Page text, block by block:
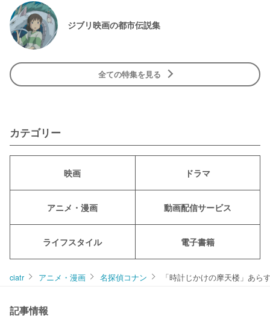
ジブリ映画の都市伝説集
全ての特集を見る
カテゴリー
映画 ドラマ
アニメ・漫画 動画配信サービス
ライフスタイル 電子書籍
ciatr アニメ・漫画 名探偵コナン 「時計じかけの摩天楼」あ
記事情報